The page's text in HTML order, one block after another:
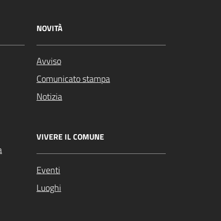
NOVITÀ
Avviso
Comunicato stampa
Notizia
VIVERE IL COMUNE
Eventi
Luoghi